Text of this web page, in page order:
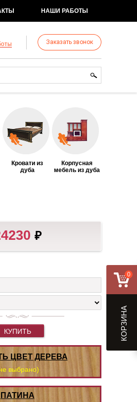
НАШИ РАБОТЫ
Заказать звонок
Кровати из
дуба
Корпусная
мебель из дуба
₽
КУПИТЬ
ЦВЕТ ДЕРЕВА
выбрано)
ПАТИНА
0
КОРЗИНА